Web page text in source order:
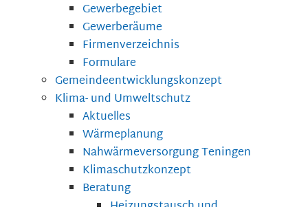
Gewerbegebiet
Gewerberäume
Firmenverzeichnis
Formulare
Gemeindeentwicklungskonzept
Klima- und Umweltschutz
Aktuelles
Wärmeplanung
Nahwärmeversorgung Teningen
Klimaschutzkonzept
Beratung